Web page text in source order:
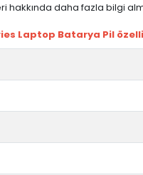
hakkında daha fazla bilgi
Laptop Batarya Pil